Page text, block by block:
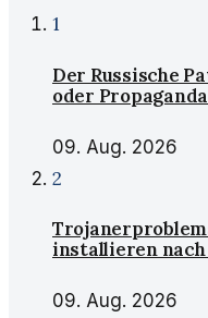
1
Der Russische
oder
09. Aug. 2026
2
installieren
09. Aug. 2026